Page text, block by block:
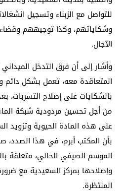
للتواصل مع الزبناء وتسجيل
وشكاياتهم، وكذا توجيههم
الآجال.
وأشار إلى أن فرق التدخل
المتعاقدة معه، تعمل بشكل دائم
بالشكايات على إصلاح التسربات،
من أجل تحسين مردودية شبكة
على هذه المادة الحيوية وتزويد
بأن المكتب أبرم، في هذا الصدد،
الموسم الصيفي الحالي، متعلقة
وإصلاحها بمركز السعيدية مع ضرورة
المنتظرة.